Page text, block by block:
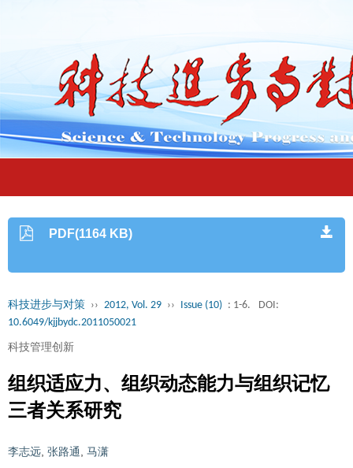
PDF(1164 KB)
科技进步与对策 ›› 2012, Vol. 29 ›› Issue (10) : 1-6.
DOI:
10.6049/kjjbydc.2011050021
科技管理创新
组织适应力、组织动态能力与组织记忆
三者关系研究
李志远 张路通 马潇